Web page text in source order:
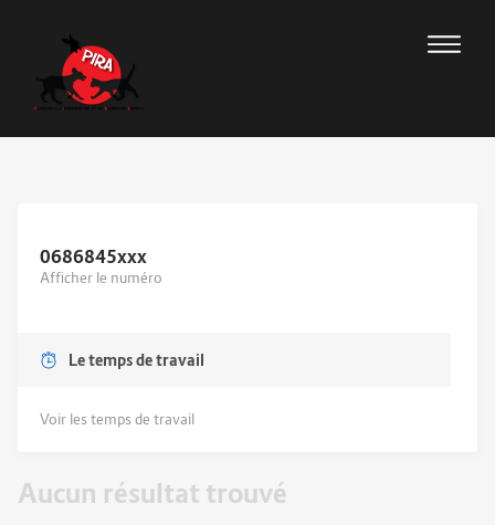
0686845xxx
Afficher le numéro
Le temps de travail
Voir les temps de travail
Aucun résultat trouvé